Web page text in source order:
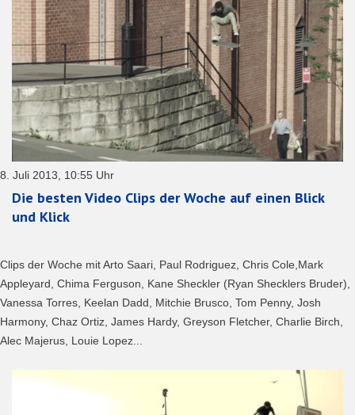
8. Juli 2013, 10:55 Uhr
Die besten Video Clips der Woche auf einen Blick
und Klick
Clips der Woche mit Arto Saari, Paul Rodriguez, Chris Cole,Mark
Appleyard, Chima Ferguson, Kane Sheckler (Ryan Shecklers Bruder),
Vanessa Torres, Keelan Dadd, Mitchie Brusco, Tom Penny, Josh
Harmony, Chaz Ortiz, James Hardy, Greyson Fletcher, Charlie Birch,
Alec Majerus, Louie Lopez...